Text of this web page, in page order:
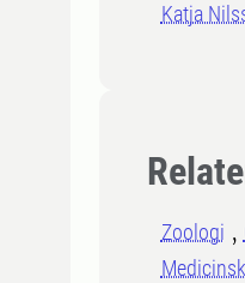
Katja
Zoologi